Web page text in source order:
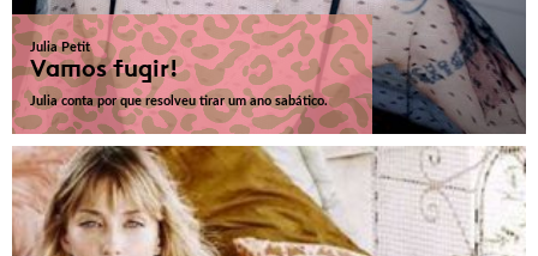
Julia Petit
Vamos fugir!
Julia conta por que resolveu tirar um ano sabático.